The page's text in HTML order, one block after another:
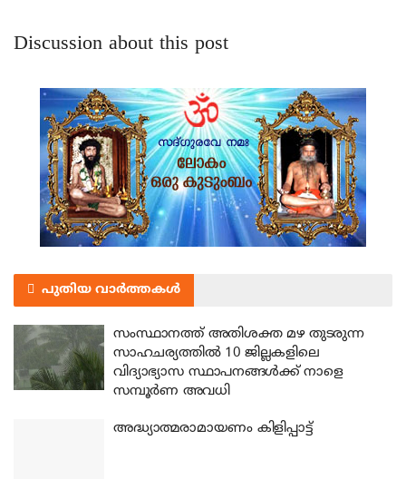
Discussion about this post
പുതിയ വാർത്തകൾ
സംസ്ഥാനത്ത് അതിശക്ത മഴ തുടരുന്ന
സാഹചര്യത്തിൽ 10 ജില്ലകളിലെ
വിദ്യാഭ്യാസ സ്ഥാപനങ്ങൾക്ക് നാളെ
സമ്പൂർണ അവധി
അദ്ധ്യാത്മരാമായണം കിളിപ്പാട്ട്